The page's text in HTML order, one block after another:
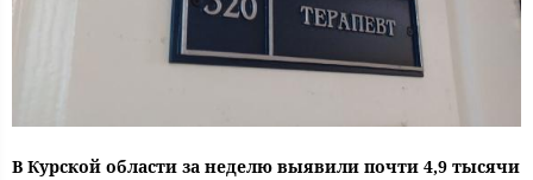
В Курской области за неделю выявили почти 4,9 тысячи